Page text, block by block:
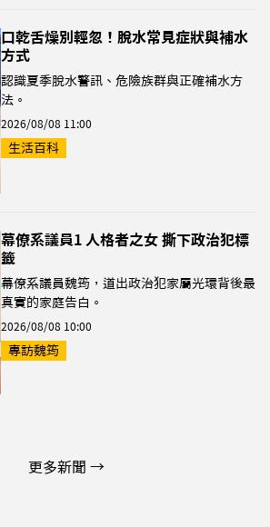
口乾舌燥別輕忽！脫水常見症狀與補水
方式
認識夏季脫水警訊、危險族群與正確補水方
法。
2026/08/08 11:00
生活百科
幕僚系議員1 人格者之女 撕下政治犯標
籤
幕僚系議員魏筠，道出政治犯家屬光環背後最
真實的家庭告白。
2026/08/08 10:00
專訪魏筠
更多新聞 →